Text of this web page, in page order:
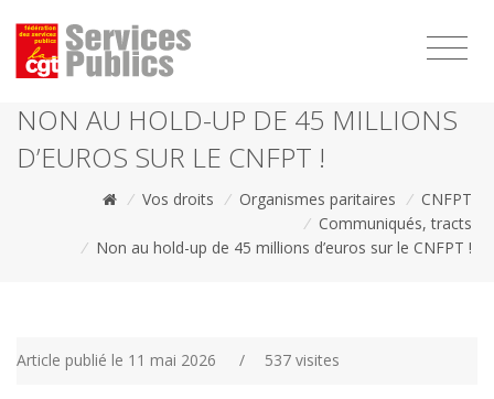
NON AU HOLD-UP DE 45 MILLIONS
D’EUROS SUR LE CNFPT !
/ Vos droits / Organismes paritaires / CNFPT
/ Communiqués, tracts
/ Non au hold-up de 45 millions d’euros sur le CNFPT !
Article publié le 11 mai 2026 / 537 visites